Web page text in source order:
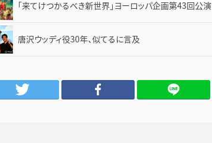
「来てけつかるべき新世界」ヨーロッパ企画第43回公演
唐沢ウッディ役30年、似てるに言及